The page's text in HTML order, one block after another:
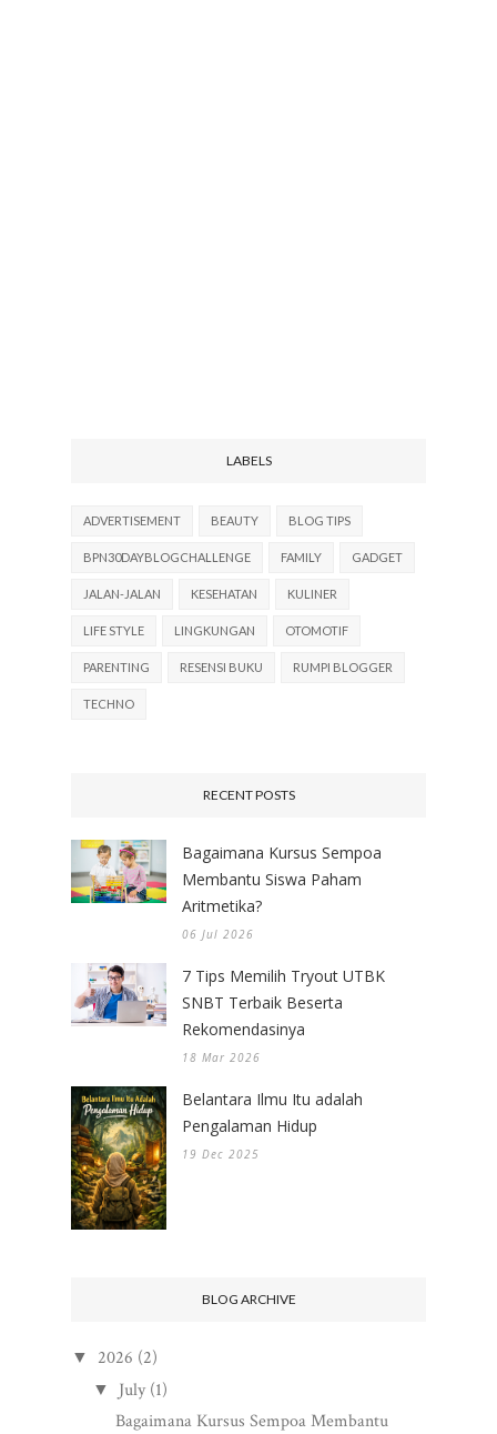
LABELS
ADVERTISEMENT BEAUTY BLOG TIPS
BPN30DAYBLOGCHALLENGE FAMILY GADGET
JALAN-JALAN KESEHATAN KULINER
LIFE STYLE LINGKUNGAN OTOMOTIF
PARENTING RESENSI BUKU RUMPI BLOGGER
TECHNO
RECENT POSTS
Bagaimana Kursus Sempoa
Membantu Siswa Paham
Aritmetika?
06 Jul 2026
7 Tips Memilih Tryout UTBK
SNBT Terbaik Beserta
Rekomendasinya
18 Mar 2026
Belantara Ilmu Itu adalah
Pengalaman Hidup
19 Dec 2025
BLOG ARCHIVE
▼ 2026 (2)
▼ July (1)
Bagaimana Kursus Sempoa Membantu